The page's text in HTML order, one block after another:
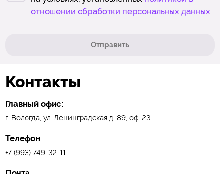
отношении обработки персональных данных
Отправить
Контакты
Главный офис:
г. Вологда, ул. Ленинградская д. 89, оф. 23
Телефон
+7 (993) 749-32-11